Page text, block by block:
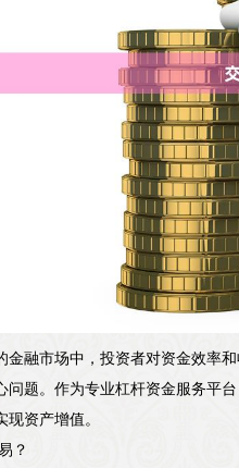
金融市场中，投资者对资金效率
问题。作为专业杠杆资金服务平
现资产增值。
？